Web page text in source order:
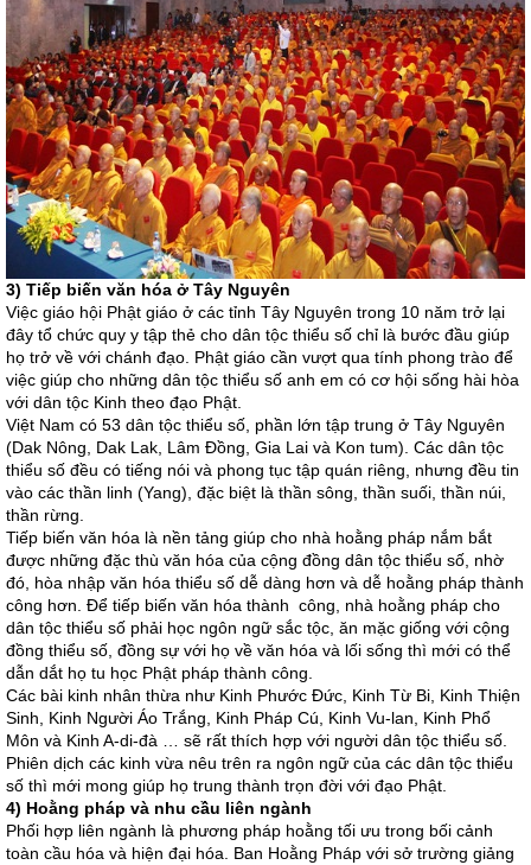
3) Tiếp biến văn hóa ở Tây Nguyên
Việc giáo hội Phật giáo ở các tỉnh Tây Nguyên trong 10 năm trở lại
đây tổ chức quy y tập thẻ cho dân tộc thiểu số chỉ là bước đầu giúp
họ trở về với chánh đạo. Phật giáo cần vượt qua tính phong trào để
việc giúp cho những dân tộc thiểu số anh em có cơ hội sống hài hòa
với dân tộc Kinh theo đạo Phật.
Việt Nam có 53 dân tộc thiểu số, phần lớn tập trung ở Tây Nguyên
(Dak Nông, Dak Lak, Lâm Đồng, Gia Lai và Kon tum). Các dân tộc
thiểu số đều có tiếng nói và phong tục tập quán riêng, nhưng đều tin
vào các thần linh (Yang), đặc biệt là thần sông, thần suối, thần núi,
thần rừng.
Tiếp biến văn hóa là nền tảng giúp cho nhà hoằng pháp nắm bắt
được những đặc thù văn hóa của cộng đồng dân tộc thiểu số, nhờ
đó, hòa nhập văn hóa thiểu số dễ dàng hơn và dễ hoằng pháp thành
công hơn. Để tiếp biến văn hóa thành công, nhà hoằng pháp cho
dân tộc thiểu số phải học ngôn ngữ sắc tộc, ăn mặc giống với cộng
đồng thiểu số, đồng sự với họ về văn hóa và lối sống thì mới có thể
dẫn dắt họ tu học Phật pháp thành công.
Các bài kinh nhân thừa như Kinh Phước Đức, Kinh Từ Bi, Kinh Thiện
Sinh, Kinh Người Áo Trắng, Kinh Pháp Cú, Kinh Vu-lan, Kinh Phổ
Môn và Kinh A-di-đà … sẽ rất thích hợp với người dân tộc thiểu số.
Phiên dịch các kinh vừa nêu trên ra ngôn ngữ của các dân tộc thiểu
số thì mới mong giúp họ trung thành trọn đời với đạo Phật.
4) Hoằng pháp và nhu cầu liên ngành
Phối hợp liên ngành là phương pháp hoằng tối ưu trong bối cảnh
toàn cầu hóa và hiện đại hóa. Ban Hoằng Pháp với sở trường giảng